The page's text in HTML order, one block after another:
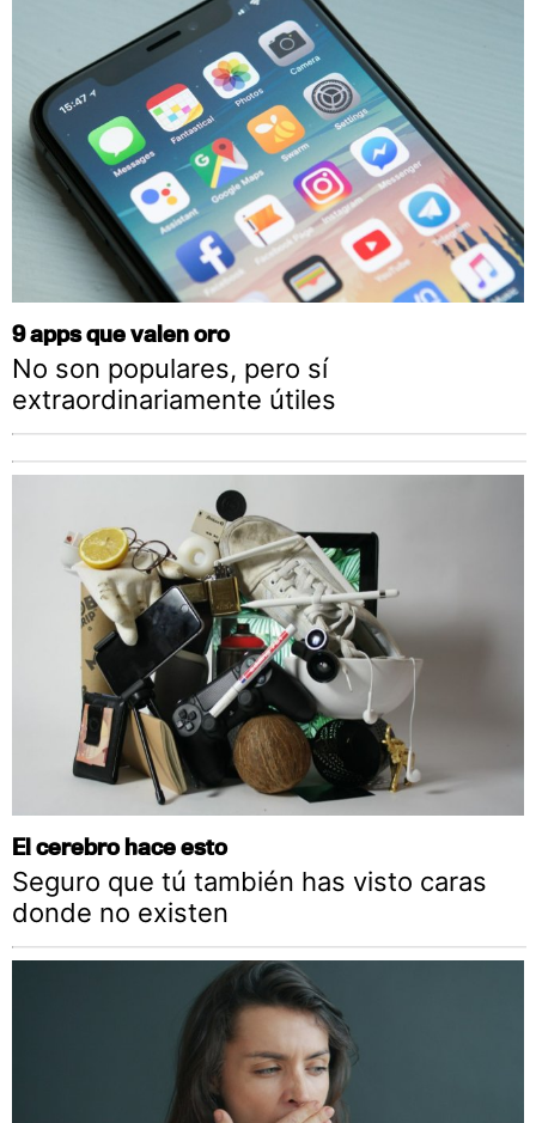
9 apps que valen oro
No son populares, pero sí
extraordinariamente útiles
El cerebro hace esto
Seguro que tú también has visto caras
donde no existen